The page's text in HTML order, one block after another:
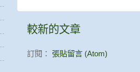
較新的文章
訂閱： 張貼留言 (Atom)